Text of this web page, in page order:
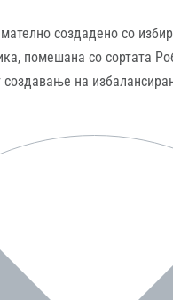
создадено со
помешана со сортата
на